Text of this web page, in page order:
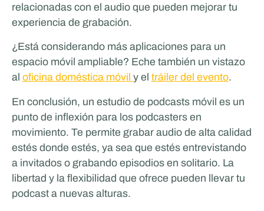
Van Essen Catering & Events
relacionadas con el audio que pueden mejorar tu
experiencia de grabación.
¿Está considerando más aplicaciones para un
espacio móvil ampliable? Eche también un vistazo
al oficina doméstica móvil y el tráiler del evento.
En conclusión, un estudio de podcasts móvil es un
punto de inflexión para los podcasters en
movimiento. Te permite grabar audio de alta calidad
estés donde estés, ya sea que estés entrevistando
a invitados o grabando episodios en solitario. La
libertad y la flexibilidad que ofrece pueden llevar tu
podcast a nuevas alturas.